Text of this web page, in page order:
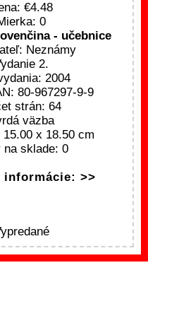
4.48
0
- učebnice
Neznámy
2.
2004
80-967297-9-9
strán: 64
väzba
15.00 x 18.50 cm
na sklade: 0
informácie: >>